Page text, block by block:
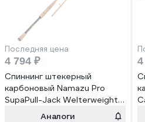
Последняя цена
4 794 ₽
Спиннинг штекерный
карбоновый Namazu Pro
SupaPull-Jack Welterweight
IM8 2.55 м, 6-28 г NP-SJW-
Аналоги